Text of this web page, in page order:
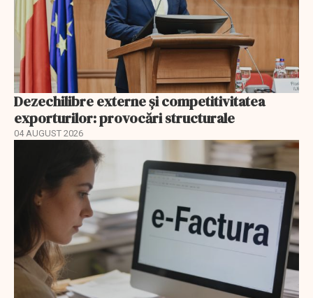
Dezechilibre externe și competitivitatea
exporturilor: provocări structurale
04 AUGUST 2026